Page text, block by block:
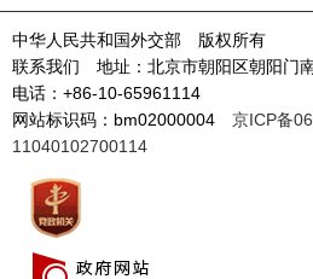
中华人民共和国外交部 版权所有
联系我们 地址：北京市朝阳区朝阳
电话：+86-10-65961114
网站标识码：bm02000004 京ICP备
11040102700114